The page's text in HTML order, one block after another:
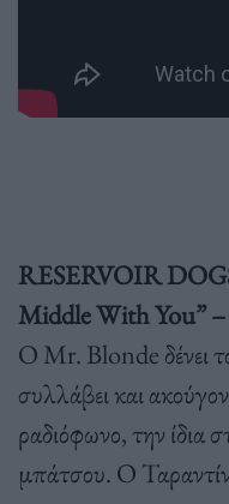
RESERVOIR
Middle With You” –
Ο Mr. Blonde δένει
συλλάβει και
ραδιόφωνο, την ίδια
μπάτσου. Ο